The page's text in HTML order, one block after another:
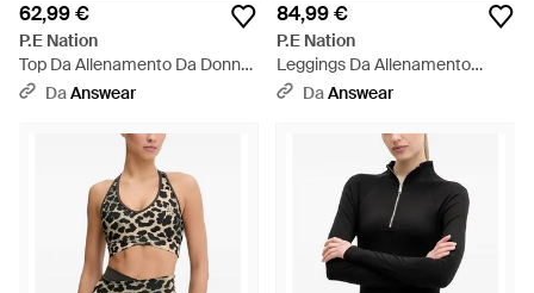
62,99 €
P.E Nation
Top Da Allenamento Da Donna
Routine - Nero
DaAnswear
84,99 €
P.E Nation
Leggings Da Allenamento
Dynamic - Nero
DaAnswear